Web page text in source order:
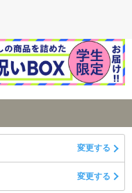
変更する
変更する